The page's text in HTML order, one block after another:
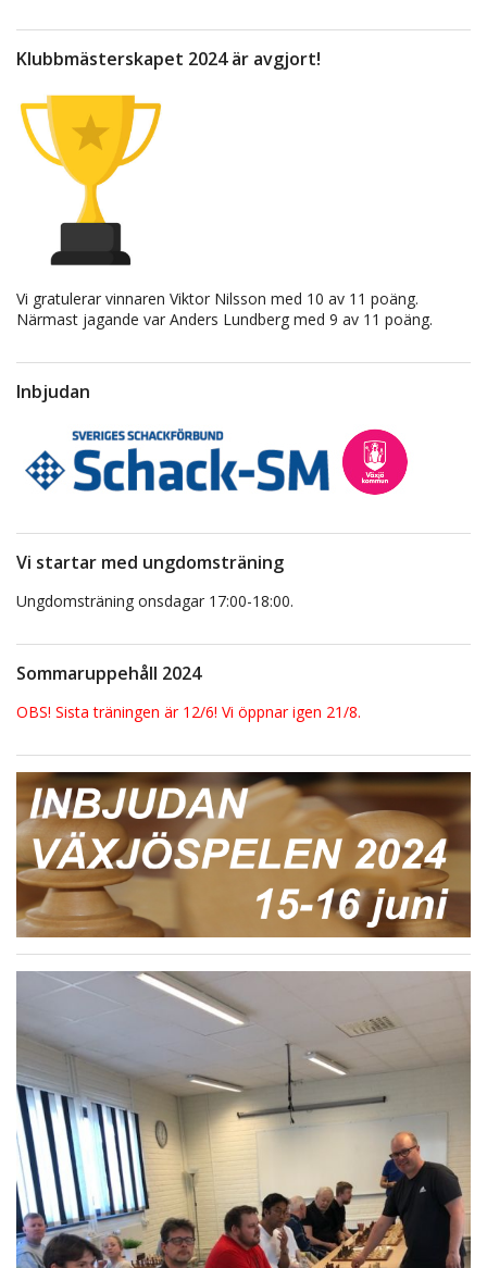
Klubbmästerskapet 2024 är avgjort!
Vi gratulerar vinnaren Viktor Nilsson med 10 av 11 poäng.
Närmast jagande var Anders Lundberg med 9 av 11 poäng.
Inbjudan
Vi startar med ungdomsträning
Ungdomsträning onsdagar 17:00-18:00.
Sommaruppehåll 2024
OBS! Sista träningen är 12/6! Vi öppnar igen 21/8.